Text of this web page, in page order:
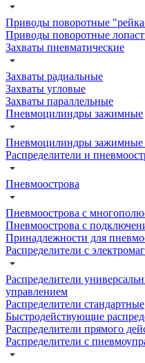
Приводы поворотные
Приводы поворотные
Захваты пневматические
Захваты радиальные
Захваты угловые
Захваты параллельные
Пневмоцилиндры зажимные
Пневмоцилиндры зажимные
Распределители и
Пневмоострова
Пневмоострова с
Пневмоострова с
Принадлежности для
Распределители с
Распределители
управлением
Распределители стандартные
Быстродействующие
Распределители прямого
Распределители с